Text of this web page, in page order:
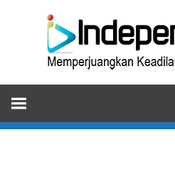
Memperjuangkan
Keadilan
dan